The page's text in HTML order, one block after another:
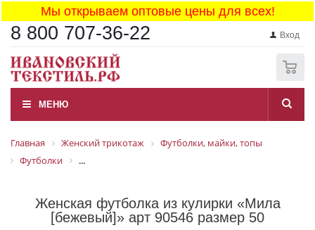
Мы открываем оптовые цены для всех!
8 800 707-36-22 Вход
МЕНЮ
Главная Женский трикотаж
Футболки, майки, топы
Футболки
...
Женская футболка из кулирки «Мила
[бежевый]» арт 90546 размер 50